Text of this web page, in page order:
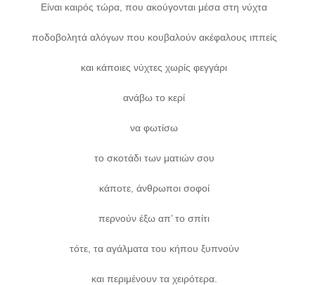
Είναι καιρός τώρα, που ακούγονται μέσα στη νύχτα
ποδοβολητά αλόγων που κουβαλούν ακέφαλους ιππείς
και κάποιες νύχτες χωρίς φεγγάρι
ανάβω το κερί
να φωτίσω
το σκοτάδι των ματιών σου
κάποτε, άνθρωποι σοφοί
περνούν έξω απ’ το σπίτι
τότε, τα αγάλματα του κήπου ξυπνούν
και περιμένουν τα χειρότερα.